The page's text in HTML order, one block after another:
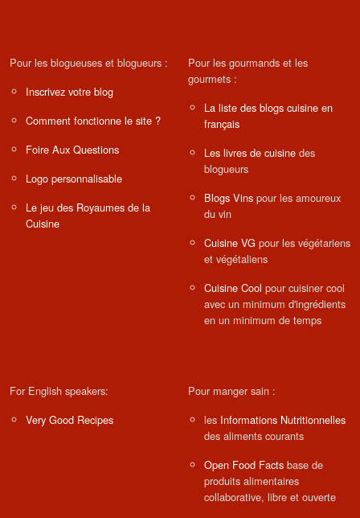
Pour les blogueuses et blogueurs :
Inscrivez votre blog
Comment fonctionne le site ?
Foire Aux Questions
Logo personnalisable
Le jeu des Royaumes de la
Cuisine
Pour les gourmands et les
gourmets :
La liste des blogs cuisine en
français
Les livres de cuisine des
blogueurs
Blogs Vins pour les amoureux
du vin
Cuisine VG pour les végétariens
et végétaliens
Cuisine Cool pour cuisiner cool
avec un minimum d'ingrédients
en un minimum de temps
For English speakers:
Very Good Recipes
Pour manger sain :
les Informations Nutritionnelles
des aliments courants
Open Food Facts base de
produits alimentaires
collaborative, libre et ouverte